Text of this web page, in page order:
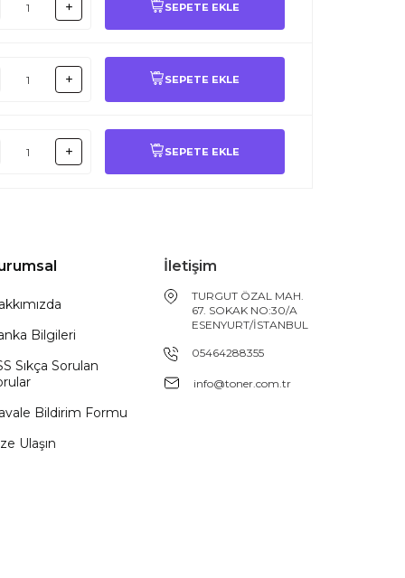
SEPETE EKLE
SEPETE EKLE
SEPETE EKLE
Bilgileri
Sıkça Sorulan
Bildirim Formu
Ulaşın
İletişim
TURGUT ÖZAL MAH.
67. SOKAK NO:30/A
ESENYURT/İSTANBUL
05464288355
info@toner.com.tr